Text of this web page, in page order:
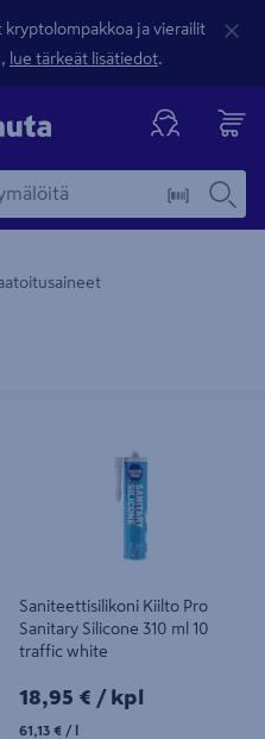
ja vierailit
lue tärkeät lisätiedot.
Saniteettisilikoni Kiilto Pro
Sanitary Silicone 310 ml 10
traffic white
18,95€/kpl
18,95 € / kpl
61,13 € / l